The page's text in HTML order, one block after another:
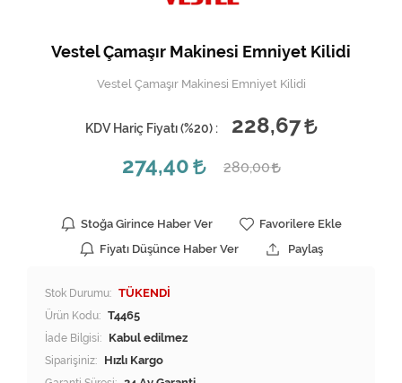
Vestel Çamaşır Makinesi Emniyet Kilidi
Vestel Çamaşır Makinesi Emniyet Kilidi
KDV Hariç Fiyatı (%20) :
228,67
274,40
280,00
Stoğa Girince Haber Ver
Favorilere Ekle
Fiyatı Düşünce Haber Ver
Paylaş
Stok Durumu: TÜKENDİ
Ürün Kodu: T4465
İade Bilgisi:
Siparişiniz: Hızlı Kargo